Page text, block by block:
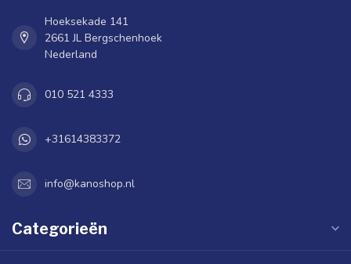
Hoeksekade 141
2661 JL Bergschenhoek
Nederland
010 521 4333
+31614383372
info@kanoshop.nl
Categorieën